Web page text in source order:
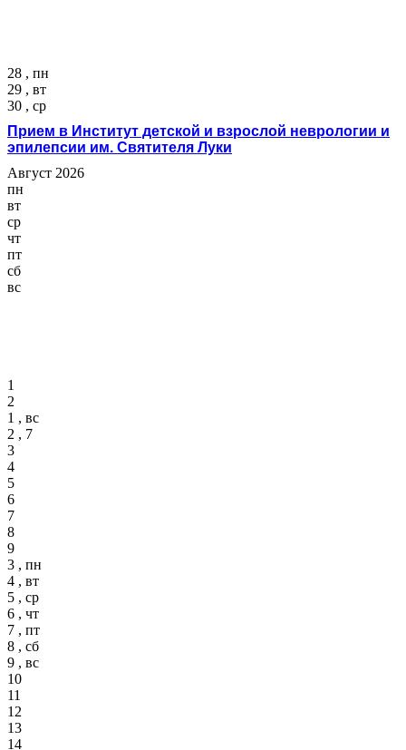
28 , пн
29 , вт
30 , ср
Прием в Институт детской и взрослой неврологии и
эпилепсии им. Святителя Луки
Август 2026
пн
вт
ср
чт
пт
сб
вс
1
2
1 , вс
2 , 7
3
4
5
6
7
8
9
3 , пн
4 , вт
5 , ср
6 , чт
7 , пт
8 , сб
9 , вс
10
11
12
13
14